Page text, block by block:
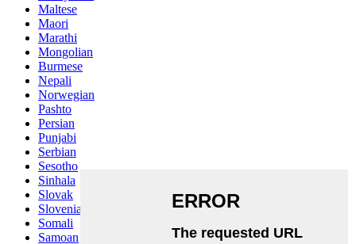
Maltese
Maori
Marathi
Mongolian
Burmese
Nepali
Norwegian
Pashto
Persian
Punjabi
Serbian
Sesotho
Sinhala
Slovak
Slovenian
Somali
Samoan